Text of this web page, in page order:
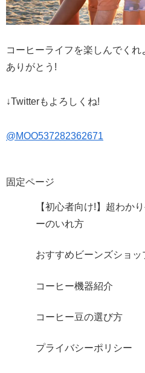
コーヒーライフを楽しんでく
ありがとう!
↓Twitterもよろしくね!
@MOO537282362671
固定ページ
【初心者向け!】超わか
ーのいれ方
おすすめビーンズショッ
コーヒー機器紹介
コーヒー豆の選び方
プライバシーポリシー